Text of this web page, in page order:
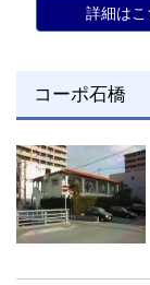
詳細はこ
コーポ石橋